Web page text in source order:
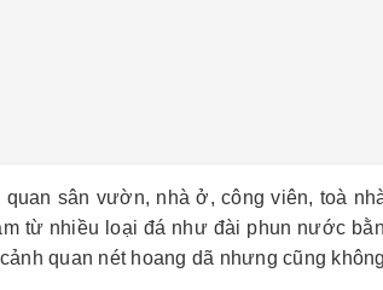
sân vườn, nhà ở, công viên, toà
từ nhiều loại đá như đài phun nước
quan nét hoang dã nhưng cũng